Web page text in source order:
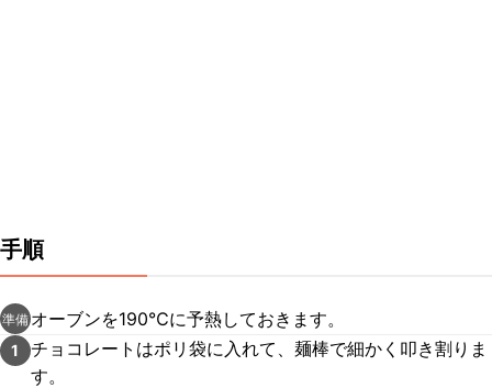
手順
準備 オーブンを190℃に予熱しておきます。
1
チョコレートはポリ袋に入れて、麺棒で細かく叩き割りま
す。